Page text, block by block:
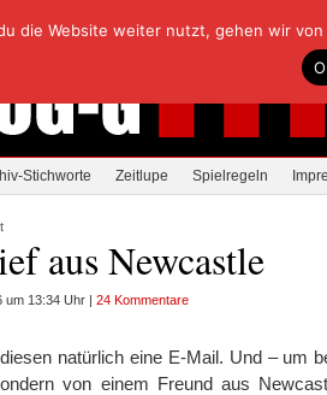
Stichworte Zeitlupe Spielregeln
aus Newcastle
um 13:34 Uhr | 24 Kommentare
natürlich eine E-Mail. Und – um
von einem Freund aus
die Website weiter nutzt, gehen wir